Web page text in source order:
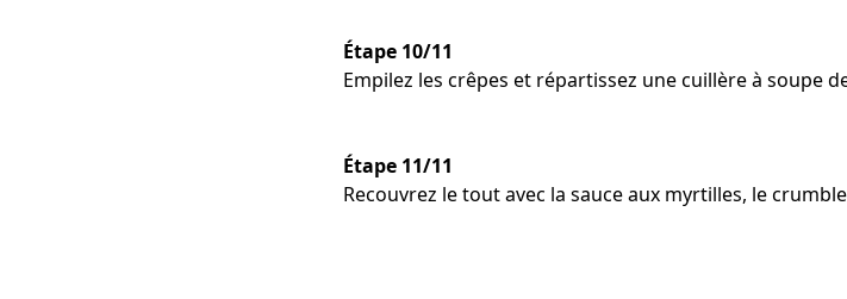
Étape 10/11
Empilez les crêpes et répartissez une cuillère à soupe
Étape 11/11
Recouvrez le tout avec la sauce aux myrtilles, le